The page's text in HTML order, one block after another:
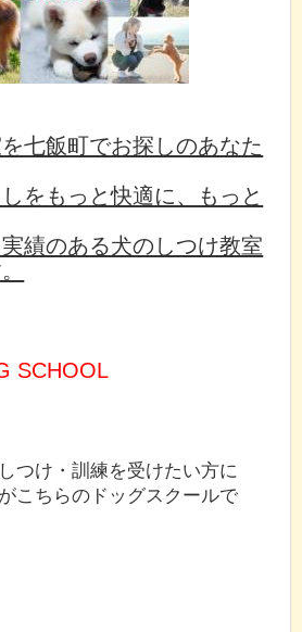
七飯町でお探しのあなた
をもっと快適に、もっと
績のある犬のしつけ教室
SCHOOL
つけ・訓練を受けたい方に
こちらのドッグスクールで